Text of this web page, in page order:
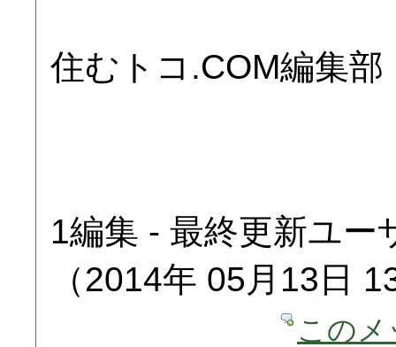
住むトコ.COM編集部
1編集 - 最終更新ユー
（2014年 05月13日
この